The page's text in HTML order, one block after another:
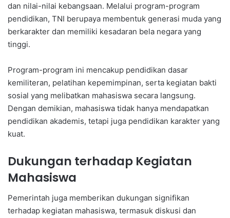
dan nilai-nilai kebangsaan. Melalui program-program
pendidikan, TNI berupaya membentuk generasi muda yang
berkarakter dan memiliki kesadaran bela negara yang
tinggi.
Program-program ini mencakup pendidikan dasar
kemiliteran, pelatihan kepemimpinan, serta kegiatan bakti
sosial yang melibatkan mahasiswa secara langsung.
Dengan demikian, mahasiswa tidak hanya mendapatkan
pendidikan akademis, tetapi juga pendidikan karakter yang
kuat.
Dukungan terhadap Kegiatan
Mahasiswa
Pemerintah juga memberikan dukungan signifikan
terhadap kegiatan mahasiswa, termasuk diskusi dan